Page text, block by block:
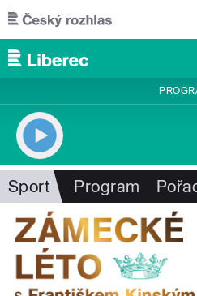
Přejít k hlavnímu obsahu
Sport Program